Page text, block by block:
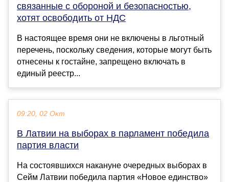
связанные с обороной и безопасностью,
хотят освободить от НДС
В настоящее время они не включены в льготный
перечень, поскольку сведения, которые могут быть
отнесены к гостайне, запрещено включать в
единый реестр...
09:20, 02 Окт
В Латвии на выборах в парламент победила
партия власти
На состоявшихся накануне очередных выборах в
Сейм Латвии победила партия «Новое единство»